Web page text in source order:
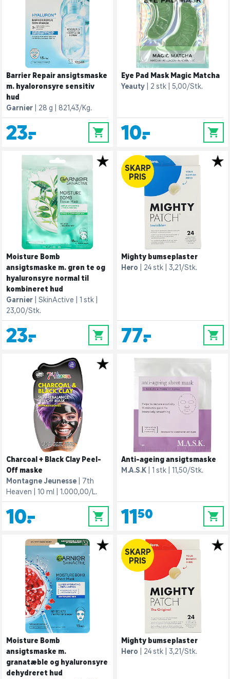
Barrier Repair ansigtsmaske
m. hyaloronsyre sensitiv
hud
Garnier
28 g 821,43/Kg.
23,- 0
Eye Pad Mask Magic Matcha
Yeauty
2 stk 5,00/Stk.
10,- 0
Moisture Bomb
ansigtsmaske m. grøn te og
hyaluronsyre normal til
kombineret hud
Garnier
SkinActive
1 stk
23,00/Stk.
23,- 0
SKARP
PRIS
Mighty bumseplaster
Hero
24 stk 3,21/Stk.
77,- 0
Charcoal + Black Clay Peel-
Off maske
Montagne Jeunesse
7th
Heaven
10 ml 1.000,00/L.
10,- 0
Anti-ageing ansigtsmaske
M.A.S.K
1 stk 11,50/Stk.
11,50 0
Moisture Bomb
ansigtsmaske m.
granatæble og hyaluronsyre
dehydreret hud
SKARP
PRIS
Mighty bumseplaster
Hero
24 stk 3,21/Stk.